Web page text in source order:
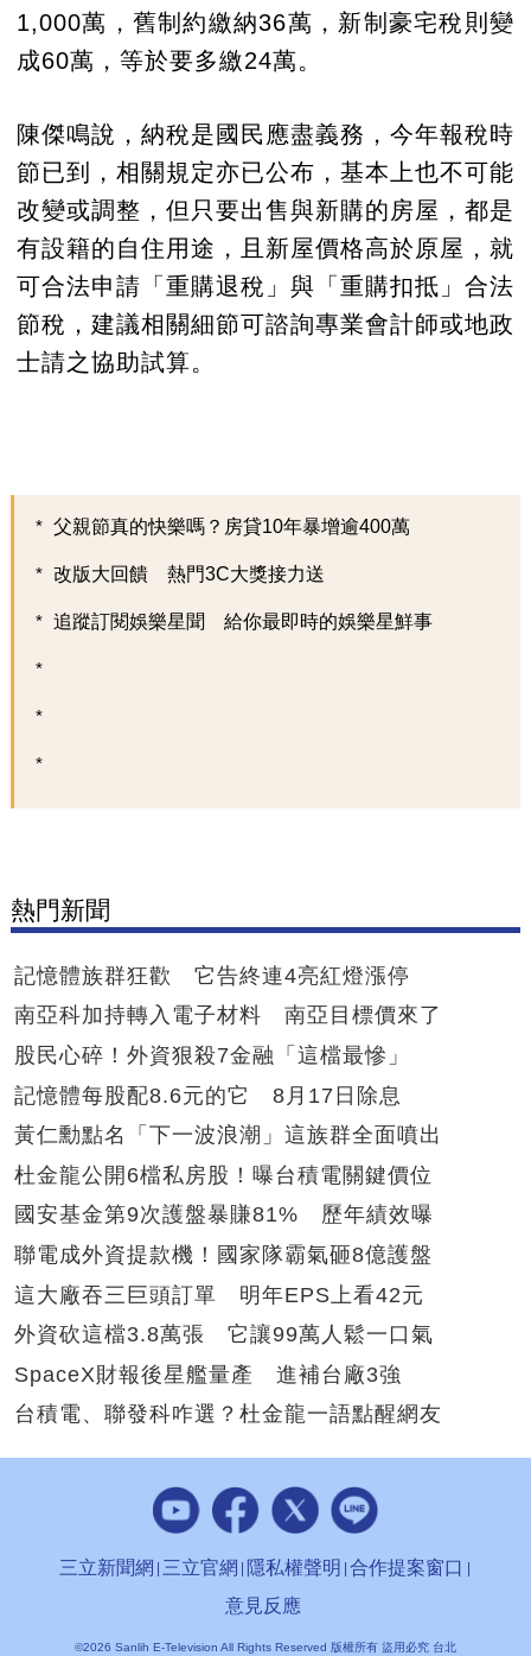
1,000萬，舊制約繳納36萬，新制豪宅稅則變
成60萬，等於要多繳24萬。
陳傑鳴說，納稅是國民應盡義務，今年報稅時
節已到，相關規定亦已公布，基本上也不可能
改變或調整，但只要出售與新購的房屋，都是
有設籍的自住用途，且新屋價格高於原屋，就
可合法申請「重購退稅」與「重購扣抵」合法
節稅，建議相關細節可諮詢專業會計師或地政
士請之協助試算。
父親節真的快樂嗎？房貸10年暴增逾400萬
改版大回饋 熱門3C大獎接力送
追蹤訂閱娛樂星聞 給你最即時的娛樂星鮮事
熱門新聞
記憶體族群狂歡 它告終連4亮紅燈漲停
南亞科加持轉入電子材料 南亞目標價來了
股民心碎！外資狠殺7金融「這檔最慘」
記憶體每股配8.6元的它 8月17日除息
黃仁勳點名「下一波浪潮」這族群全面噴出
杜金龍公開6檔私房股！曝台積電關鍵價位
國安基金第9次護盤暴賺81% 歷年績效曝
聯電成外資提款機！國家隊霸氣砸8億護盤
這大廠吞三巨頭訂單 明年EPS上看42元
外資砍這檔3.8萬張 它讓99萬人鬆一口氣
SpaceX財報後星艦量產 進補台廠3強
台積電、聯發科咋選？杜金龍一語點醒網友
三立新聞網 三立官網 隱私權聲明 合作提案窗口
意見反應
©2026 Sanlih E-Television All Rights Reserved 版權所有 盜用必究 台北